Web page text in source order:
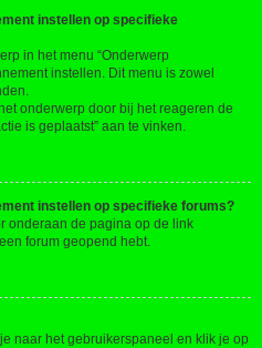
instellen op specifieke
in het menu “Onderwerp
instellen. Dit menu is zowel
onderwerp door bij het reageren de
is geplaatst” aan te vinken.
instellen op specifieke forums?
onderaan de pagina op de link
forum geopend hebt.
naar het gebruikerspaneel en klik je op